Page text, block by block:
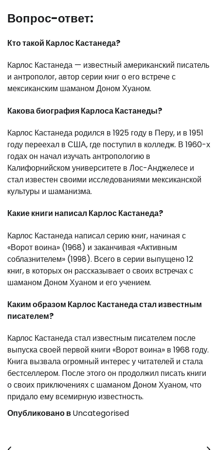
Вопрос-ответ:
Кто такой Карлос Кастанеда?
Карлос Кастанеда — известный американский писатель
и антрополог, автор серии книг о его встрече с
мексиканским шаманом Доном Хуаном.
Какова биография Карлоса Кастанеды?
Карлос Кастанеда родился в 1925 году в Перу, и в 1951
году переехал в США, где поступил в колледж. В 1960-х
годах он начал изучать антропологию в
Калифорнийском университете в Лос-Анджелесе и
стал известен своими исследованиями мексиканской
культуры и шаманизма.
Какие книги написал Карлос Кастанеда?
Карлос Кастанеда написал серию книг, начиная с
«Ворот воина» (1968) и заканчивая «Активным
соблазнителем» (1998). Всего в серии выпущено 12
книг, в которых он рассказывает о своих встречах с
шаманом Доном Хуаном и его учением.
Каким образом Карлос Кастанеда стал известным
писателем?
Карлос Кастанеда стал известным писателем после
выпуска своей первой книги «Ворот воина» в 1968 году.
Книга вызвала огромный интерес у читателей и стала
бестселлером. После этого он продолжил писать книги
о своих приключениях с шаманом Доном Хуаном, что
придало ему всемирную известность.
Опубликовано вUncategorised